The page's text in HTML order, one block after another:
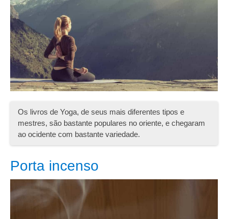
Os livros de Yoga, de seus mais diferentes tipos e
mestres, são bastante populares no oriente, e chegaram
ao ocidente com bastante variedade.
Porta incenso